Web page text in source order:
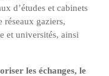
d’études et cabinets
réseaux gaziers,
et universités, ainsi
les échanges, le